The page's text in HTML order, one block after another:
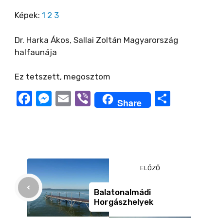
Képek: 1 2 3
Dr. Harka Ákos, Sallai Zoltán Magyarország
halfaunája
Ez tetszett, megosztom
F
b
o
o
k
M
n
g
er
E
Vi
b
Share
ELŐZŐ
Balatonalmádi
Horgászhelyek